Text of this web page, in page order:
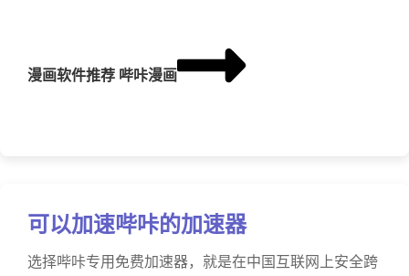
漫画软件推荐 哔咔漫画
可以加速哔咔的加速器
选择哔咔专用免费加速器，就是在中国互联网上安全跨